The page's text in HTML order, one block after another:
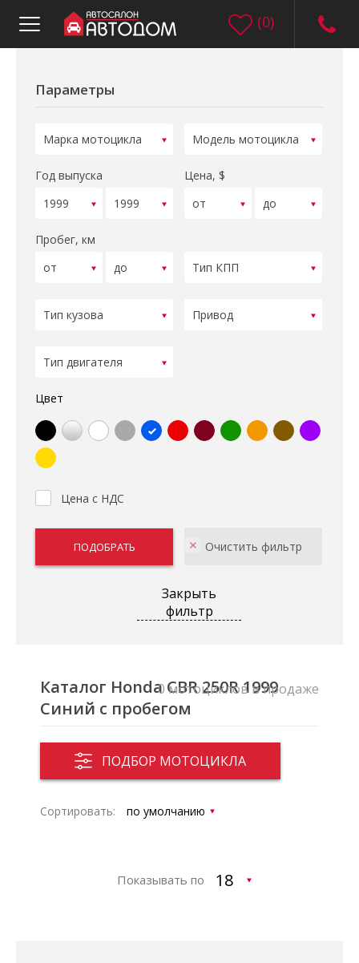
(0)
Параметры
Год выпуска Цена, $
Пробег, км
Цвет
Цена с НДС
Закрыть
фильтр
Каталог Honda CBR 250R 1999
Синий с пробегом
ПОДБОР МОТОЦИКЛА
0 мотоциклов в продаже
Сортировать:
Показывать по